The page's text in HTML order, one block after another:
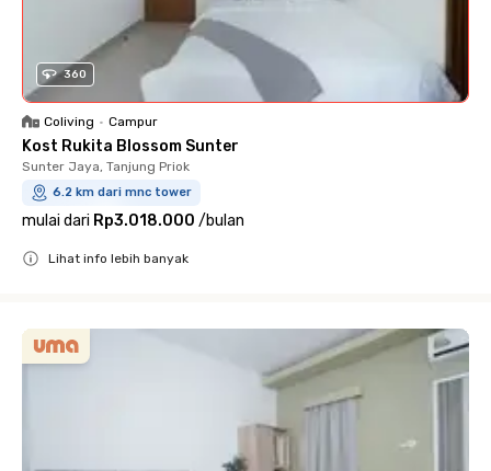
360
Coliving • Campur
Kost Rukita Blossom Sunter
Sunter Jaya, Tanjung Priok
6.2 km dari mnc tower
mulai dari Rp3.018.000 /bulan
Lihat info lebih banyak